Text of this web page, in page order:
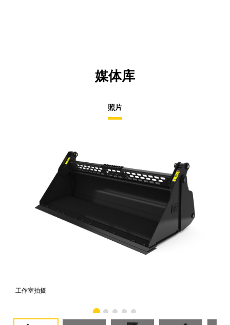
媒体库
照片
工作室拍摄